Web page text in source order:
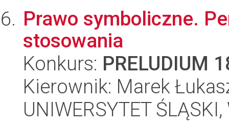
Prawo symboliczne.
stosowania
Konkurs: PRELUDIUM
Kierownik: Marek
UNIWERSYTET